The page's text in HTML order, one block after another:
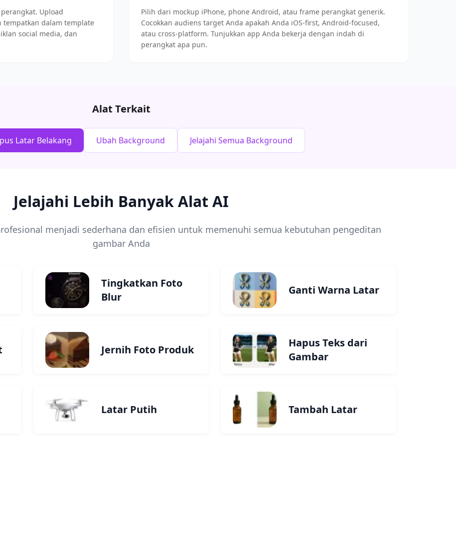
Upload
tempatkan dalam template
social media, dan
Pilih dari mockup iPhone, phone Android, atau frame perangkat generik.
Cocokkan audiens target Anda apakah Anda iOS-first, Android-focused,
atau cross-platform. Tunjukkan app Anda bekerja dengan indah di
perangkat apa pun.
Alat Terkait
Latar Belakang Ubah Background Jelajahi Semua Background
Jelajahi Lebih Banyak Alat AI
menjadi sederhana dan efisien untuk memenuhi semua kebutuhan pengeditan
gambar Anda
Tingkatkan Foto
Blur
Ganti Warna Latar
Jernih Foto Produk
Hapus Teks dari
Gambar
Latar Putih Tambah Latar